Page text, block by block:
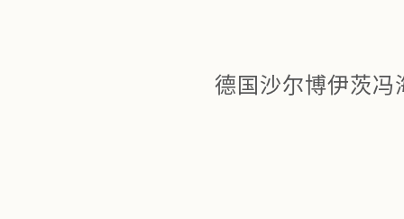
德国沙尔博伊茨